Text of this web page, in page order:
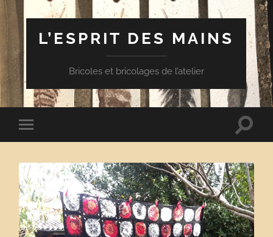
L’ESPRIT DES MAINS
Bricoles et bricolages de l’atelier
Toggle
mobile
Toggle